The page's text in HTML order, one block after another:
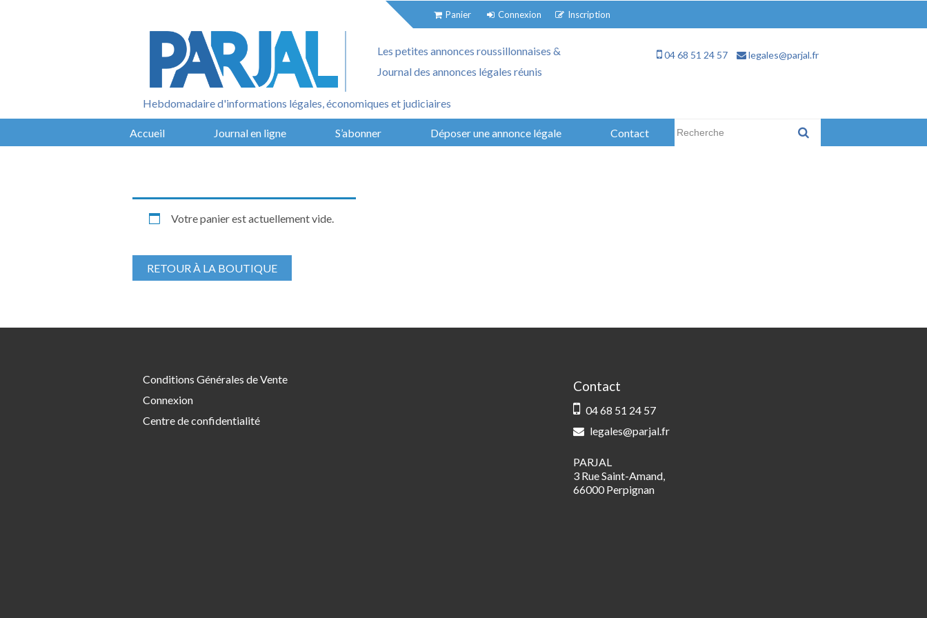
Panier Connexion Inscription
Les petites annonces roussillonnaises &
Journal des annonces légales réunis
04 68 51 24 57 legales@parjal.fr
Hebdomadaire d'informations légales, économiques et judiciaires
Accueil Journal en ligne S’abonner Déposer une annonce légale Contact
Votre panier est actuellement vide.
RETOUR À LA BOUTIQUE
Conditions Générales de Vente
Connexion
Centre de confidentialité
Contact
04 68 51 24 57
legales@parjal.fr
PARJAL
3 Rue Saint-Amand,
66000 Perpignan